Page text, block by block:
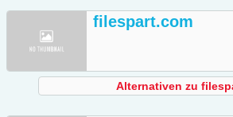
filespart.com
Alternativen zu